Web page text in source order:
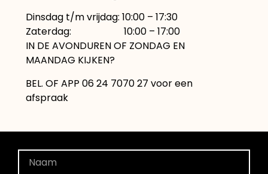
Dinsdag t/m vrijdag: 10:00 – 17:30
Zaterdag: 10:00 – 17:00
IN DE AVONDUREN OF ZONDAG EN
MAANDAG KIJKEN?
BEL. OF APP 06 24 7070 27 voor een
afspraak